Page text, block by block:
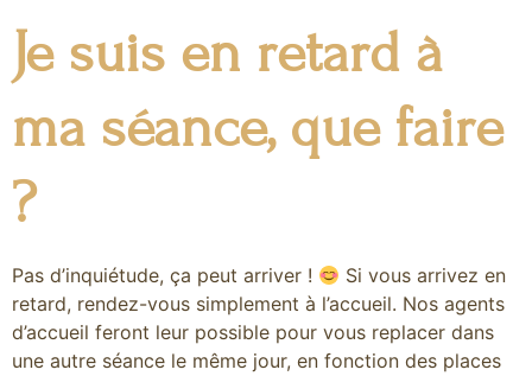
Je suis en retard à
ma séance, que faire
?
Pas d’inquiétude, ça peut arriver !
Si vous arrivez en
retard, rendez-vous simplement à l’accueil. Nos agents
d’accueil feront leur possible pour vous replacer dans
une autre séance le même jour, en fonction des places